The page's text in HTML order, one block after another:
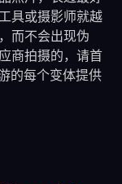
具或摄影师就越
而不会出现伪
商拍摄的，请首
的每个变体提供